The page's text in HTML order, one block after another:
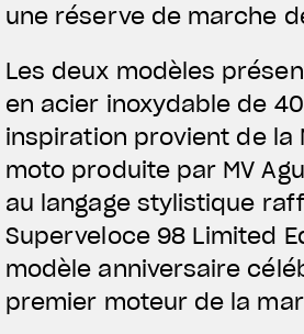
une réserve de marche
Les deux modèles
en acier inoxydable de
inspiration provient de la
moto produite par MV
au langage stylistique
Superveloce 98 Limited
modèle anniversaire
premier moteur de la